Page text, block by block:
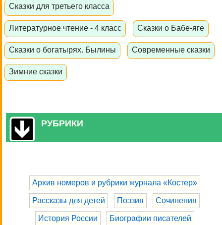
Сказки для третьего класса
Литературное чтение - 4 класс Сказки о Бабе-яге
Сказки о богатырях. Былины Современные сказки
Зимние сказки
РУБРИКИ
Архив номеров и рубрики журнала «Костер»
Рассказы для детей Поэзия Сочинения
История России Биографии писателей